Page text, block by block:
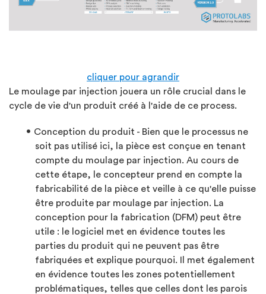
cliquer pour agrandir
Le moulage par injection jouera un rôle crucial dans le
cycle de vie d'un produit créé à l'aide de ce process.
Conception du produit - Bien que le processus ne
soit pas utilisé ici, la pièce est conçue en tenant
compte du moulage par injection. Au cours de
cette étape, le concepteur prend en compte la
fabricabilité de la pièce et veille à ce qu'elle puisse
être produite par moulage par injection. La
conception pour la fabrication (DFM) peut être
utile : le logiciel met en évidence toutes les
parties du produit qui ne peuvent pas être
fabriquées et explique pourquoi. Il met également
en évidence toutes les zones potentiellement
problématiques, telles que celles dont les parois